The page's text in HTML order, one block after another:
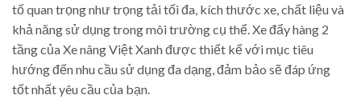
tố quan trọng như trọng tải tối đa, kích thước xe, chất liệu và
khả năng sử dụng trong môi trường cụ thể. Xe đẩy hàng 2
tầng của Xe nâng Việt Xanh được thiết kế với mục tiêu
hướng đến nhu cầu sử dụng đa dạng, đảm bảo sẽ đáp ứng
tốt nhất yêu cầu của bạn.